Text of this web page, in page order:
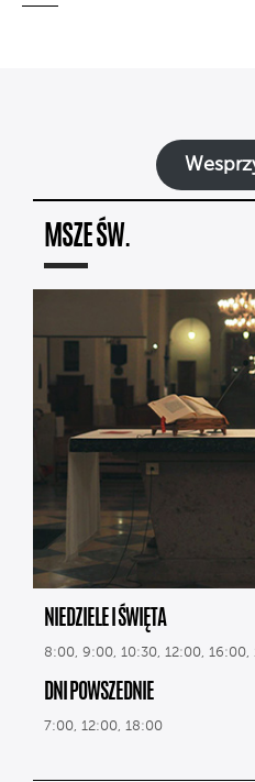
MSZE ŚW.
NIEDZIELE I ŚWIĘTA
8:00, 9:00, 10:30, 12:00, 16:00,
DNI POWSZEDNIE
7:00, 12:00, 18:00